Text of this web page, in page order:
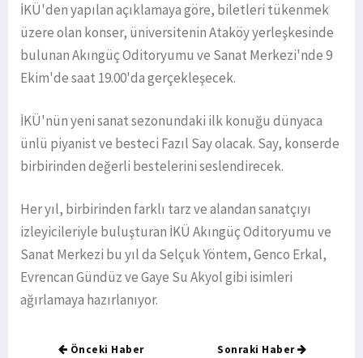
İKÜ'den yapılan açıklamaya göre, biletleri tükenmek
üzere olan konser, üniversitenin Ataköy yerleşkesinde
bulunan Akıngüç Oditoryumu ve Sanat Merkezi'nde 9
Ekim'de saat 19.00'da gerçekleşecek.
İKÜ'nün yeni sanat sezonundaki ilk konuğu dünyaca
ünlü piyanist ve besteci Fazıl Say olacak. Say, konserde
birbirinden değerli bestelerini seslendirecek.
Her yıl, birbirinden farklı tarz ve alandan sanatçıyı
izleyicileriyle buluşturan İKÜ Akıngüç Oditoryumu ve
Sanat Merkezi bu yıl da Selçuk Yöntem, Genco Erkal,
Evrencan Gündüz ve Gaye Su Akyol gibi isimleri
ağırlamaya hazırlanıyor.
Önceki Haber Sonraki Haber